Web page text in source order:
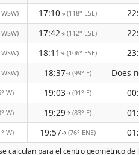
17:10↑(118° ESE)
17:42↑(112° ESE)
18:11 ↑(106° ESE)
18:37↑(99° E)
W) 19:03↑(91° E)
W) 19:29↑(83° E)
W) 19:57↑(76° ENE)
calculan para el centro geométrico